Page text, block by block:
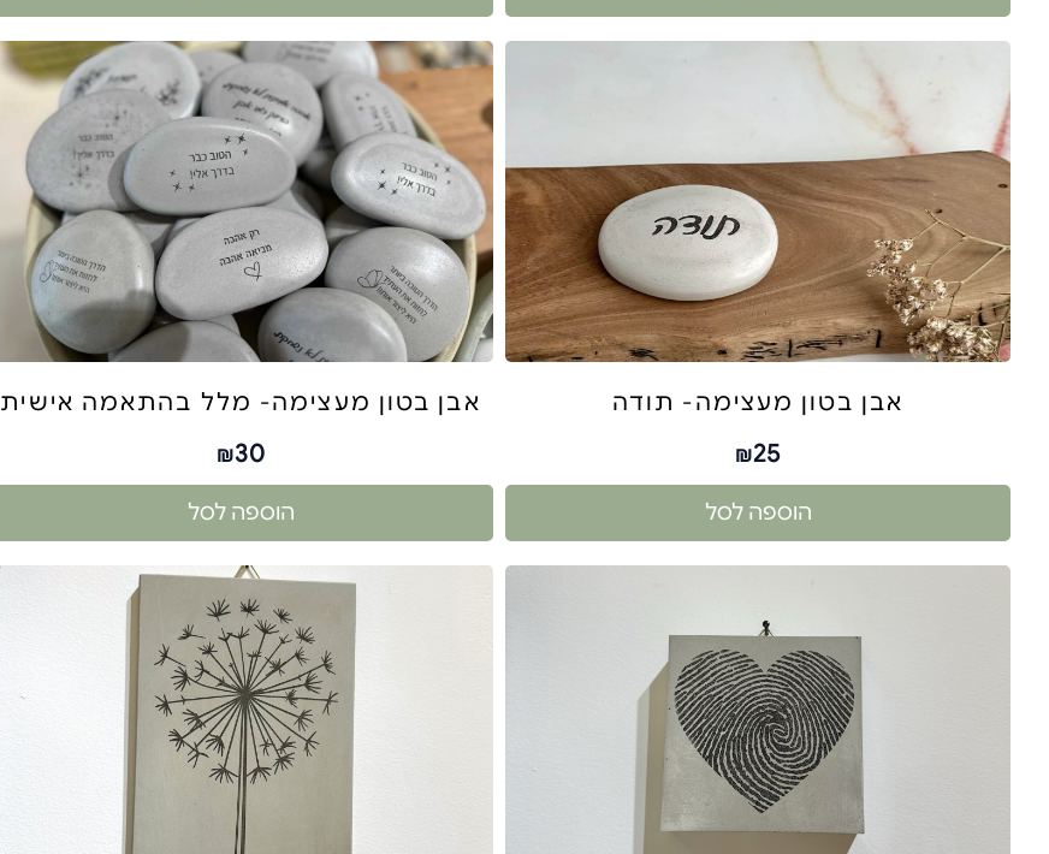
אבן בטון מעצימה- תודה
₪25
הוספה לסל
אבן בטון מעצימה- מלל בהתאמה אישית
₪30
הוספה לסל